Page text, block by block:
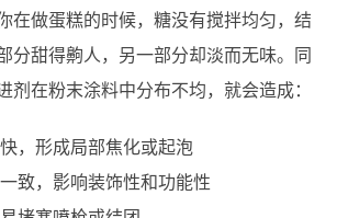
在做蛋糕的时候，糖没有搅拌均匀，结
分甜得齁人，另一部分却淡而无味。同
剂在粉末涂料中分布不均，就会造成：
，形成局部焦化或起泡
致，影响装饰性和功能性